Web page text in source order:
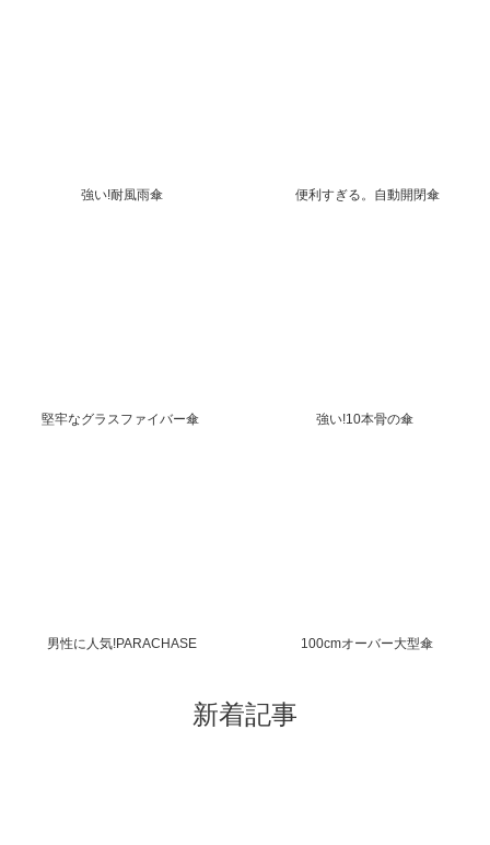
強い!耐風雨傘 便利すぎる。自動開閉傘
堅牢なグラスファイバー傘 強い!10本骨の傘
男性に人気!PARACHASE 100cmオーバー大型傘
新着記事